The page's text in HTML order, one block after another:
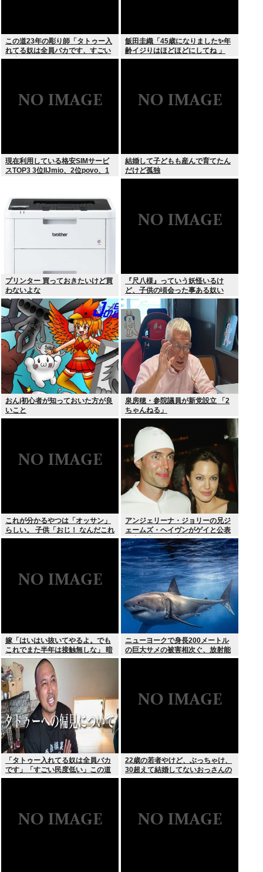
この道23年の彫り師「タトゥー入
れてる奴は全員バカです、すごい
民度低い」
飯田圭織「45歳になりました✨年
齢イジりはほどほどにしてね 」
現在利用している格安SIMサービ
スTOP3 3位IIJmio、2位povo、1
結婚して子どもも産んで育てたん
だけど孤独
プリンター 買っておきたいけど買
わないよな
『尺八様』っていう妖怪いるけ
ど、子供の頃会った事ある奴い
る？？
おんj初心者が知っておいた方が良
いこと
泉房穂・参院議員が新党設立 「2
ちゃんねる」
これが分かるやつは「オッサン」
らしい。 子供「おじ！ なんだこれ
は！」
アンジェリーナ・ジョリーの兄ジ
ェームズ・ヘイヴンがゲイと公表
元妻の生配信に出演しカミングア
ウト ヤフコメ「顔見ればわかる」
嫁「はいはい抜いてやるよ。でも
これでまた半年は接触無しな」 暗
黙のこれツラ過ぎるだろ
ニューヨークで身長200メートル
の巨大サメの被害相次ぐ、放射能
で巨大化した恐れ、Yahooニュー
「タトゥー入れてる奴は全員バカ
です」「すごい民度低い」この道
23年の彫り師YouTuberの動画が
22歳の若者やけど、ぶっちゃけ、
30超えて結婚してないおっさんの
こと見下してる